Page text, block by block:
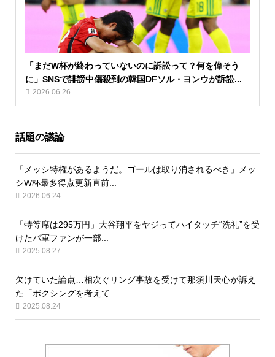
「まだW杯が終わっていないのに訴訟って？何を偉そう
に」SNSで誹謗中傷殺到の韓国DFソル・ヨンウが訴訟...
2026.06.26
話題の議論
「メッシ特権があるようだ。ゴールは取り消されるべき」メッ
シW杯最多得点更新直前...
2026.06.24
「特等席は295万円」大谷翔平をヤジってハイタッチ“洗礼”を受
けたパ軍ファンが一部...
2025.08.27
欠けていた論点…相次ぐリング事故を受けて那須川天心が訴え
た「ボクシングを考えて...
2025.08.24